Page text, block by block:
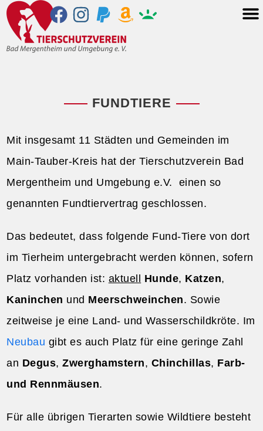
FUNDTIERE
Mit insgesamt 11 Städten und Gemeinden im
Main-Tauber-Kreis hat der Tierschutzverein Bad
Mergentheim und Umgebung e.V. einen so
genannten Fundtiervertrag geschlossen.
Das bedeutet, dass folgende Fund-Tiere von dort
im Tierheim untergebracht werden können, sofern
Platz vorhanden ist: aktuell Hunde, Katzen,
Kaninchen und Meerschweinchen. Sowie
zeitweise je eine Land- und Wasserschildkröte. Im
Neubau gibt es auch Platz für eine geringe Zahl
an Degus,Zwerghamstern, Chinchillas, Farb-
und Rennmäusen.
Für alle übrigen Tierarten sowie Wildtiere besteht